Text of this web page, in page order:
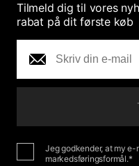
Tilmeld dig til vores
rabat på dit første køb
Jeg godkender, at my
markedsføringsformål.*